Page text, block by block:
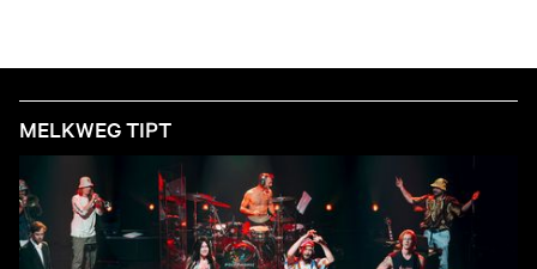
MELKWEG TIPT